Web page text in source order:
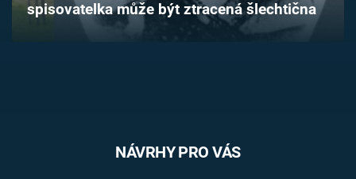
Sledujte prima+
spisovatelka může být ztracená šlechtična
NÁVRHY PRO VÁS